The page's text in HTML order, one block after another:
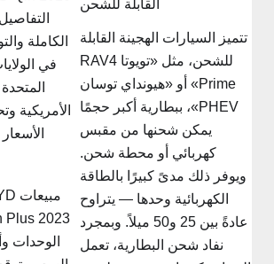
القابلة للشحن
تتميز السيارات الهجينة القابلة
للشحن، مثل «تويوتا RAV4
Prime» أو «هيونداي توسان
PHEV»، ببطارية أكبر حجمًا
يمكن شحنها من مقبس
كهربائي أو محطة شحن.
ويوفر ذلك مدىً كبيرًا بالطاقة
الكهربائية وحدها — يتراوح
عادةً بين 25 و50 ميلاً. وبمجرد
نفاد شحن البطارية، تعمل
التفاصيل
الكاملة والتوافر
في الولايات
المتحدة
الأمريكية وتحليل
الأسعار
مبيعات BYD
الوحدات وأثر